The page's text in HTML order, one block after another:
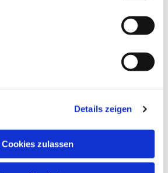
Details zeigen
Cookies zulassen